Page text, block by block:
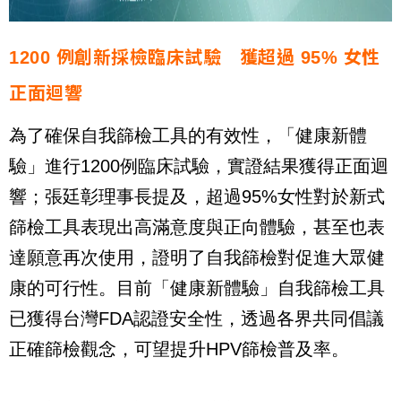
1200 例創新採檢臨床試驗 獲超過 95% 女性
正面迴響
為了確保自我篩檢工具的有效性，「健康新體
驗」進行1200例臨床試驗，實證結果獲得正面迴
響；張廷彰理事長提及，超過95%女性對於新式
篩檢工具表現出高滿意度與正向體驗，甚至也表
達願意再次使用，證明了自我篩檢對促進大眾健
康的可行性。目前「健康新體驗」自我篩檢工具
已獲得台灣FDA認證安全性，透過各界共同倡議
正確篩檢觀念，可望提升HPV篩檢普及率。